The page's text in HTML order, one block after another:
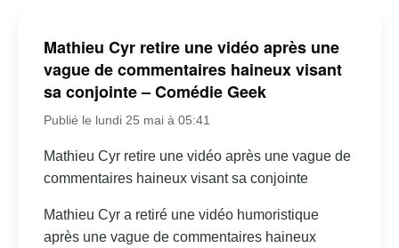
Mathieu Cyr retire une vidéo après une
vague de commentaires haineux visant
sa conjointe – Comédie Geek
Publié le lundi 25 mai à 05:41
Mathieu Cyr retire une vidéo après une vague de
commentaires haineux visant sa conjointe
Mathieu Cyr a retiré une vidéo humoristique
après une vague de commentaires haineux